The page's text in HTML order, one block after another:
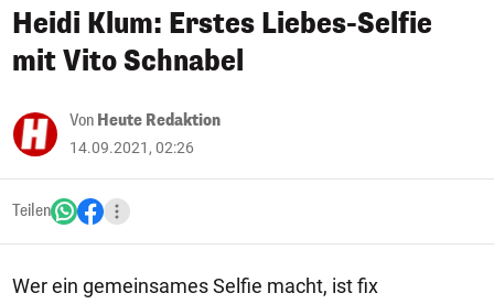
Heidi Klum: Erstes Liebes-Selfie
mit Vito Schnabel
Von Heute Redaktion
14.09.2021, 02:26
Teilen
Wer ein gemeinsames Selfie macht, ist fix